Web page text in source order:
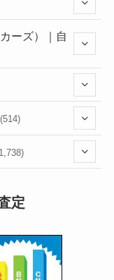
(352)
ーズ）｜自
(514)
(27)
定